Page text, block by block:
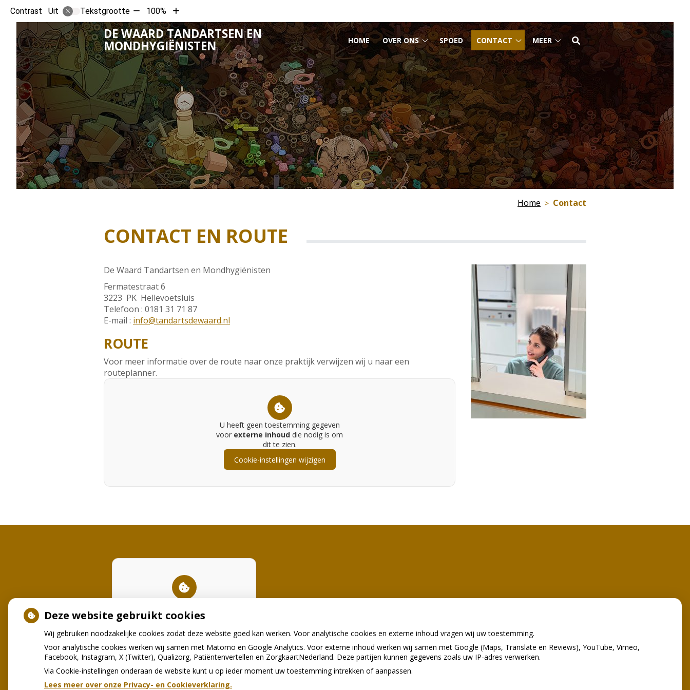
Contrast Uit Tekstgrootte Tekst
verkleinen
met
10%
100%
Tekst
vergroten
met
10%
DE WAARD TANDARTSEN EN
MONDHYGIËNISTEN HOOFDMENU
HOME OVER ONS
Over
ons
submenu
SPOED CONTACT
Contact
submenu
MEER
Meer
submenu
Home Contact
CONTACT EN ROUTE
De Waard Tandartsen en Mondhygiënisten
Fermatestraat 6
3223 PK Hellevoetsluis
Telefoon : 0181 31 71 87
E-mail : info@tandartsdewaard.nl
ROUTE
Voor meer informatie over de route naar onze praktijk verwijzen wij u naar een
routeplanner.
U heeft geen toestemming gegeven
voor externe inhoud die nodig is om
dit te zien.
Cookie-instellingen wijzigen
gegeven voorexterne inhoud
Cookie-instellingen wijzigen
Deze website gebruikt cookies
Wij gebruiken noodzakelijke cookies zodat deze website goed kan werken. Voor analytische cookies en externe inhoud vragen wij uw toestemming.
Voor analytische cookies werken wij samen met Matomo en Google Analytics. Voor externe inhoud werken wij samen met Google (Maps, Translate en Reviews), YouTube, Vimeo,
Facebook, Instagram, X (Twitter), Qualizorg, Patiëntenvertellen en ZorgkaartNederland. Deze partijen kunnen gegevens zoals uw IP-adres verwerken.
Via Cookie-instellingen onderaan de website kunt u op ieder moment uw toestemming intrekken of aanpassen.
Lees meer over onze Privacy- en Cookieverklaring.